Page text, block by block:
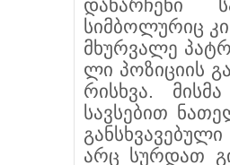
და­ნარჩენი
სიმბოლურიც
მხურვალე
ლი პოზიციის
რისხვა.
სავსებით
არც სურდათ